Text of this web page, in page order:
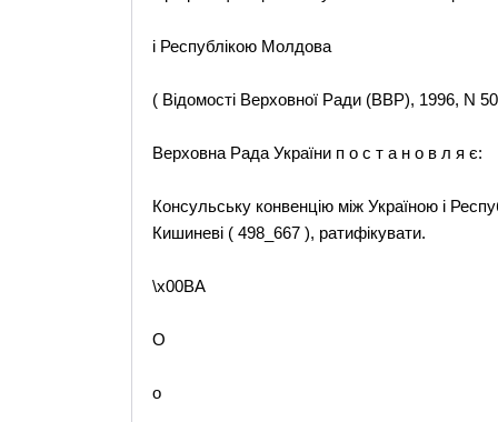
і Республікою Молдова
( Відомості Верховної Ради (ВВР), 1996, N
Верховна Рада України п о с т а н о в л я є:
Консульську конвенцію між Україною і
Кишиневі ( 498_667 ), ратифікувати.
\x00BA
O
o